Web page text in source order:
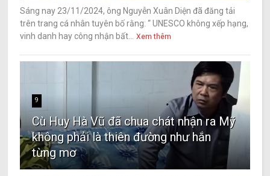
Sáng nay 23/11/2024, ông Nguyễn Xuân Diện đã đăng tải
trên trang cá nhân tuyên bố rằng: “ UNESCO không xếp hạng,
vinh danh hay công nhận bất...
Xem thêm
9
Cù Huy Hà Vũ đã chua chát nhận ra Mỹ
không phải là thiên đường như hắn
từng mơ